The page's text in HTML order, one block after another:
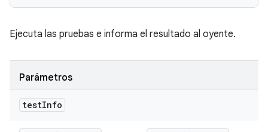
Ejecuta las pruebas e informa el resultado al oyente.
Parámetros
testInfo